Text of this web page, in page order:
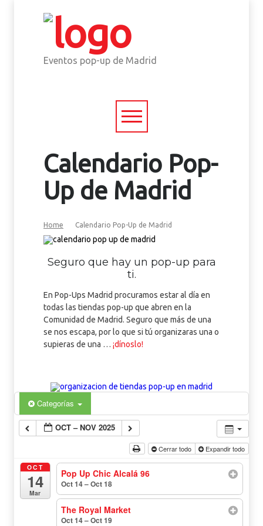
Eventos pop-up de Madrid
Calendario Pop-
Up de Madrid
Home Calendario Pop-Up de Madrid
Seguro que hay un pop-up para
ti.
En Pop-Ups Madrid procuramos estar al día en
todas las tiendas pop-up que abren en la
Comunidad de Madrid. Seguro que más de una
se nos escapa, por lo que si tú organizaras una o
supieras de una … ¡dínoslo!
Categorías
OCT – NOV 2025
Cerrar todo Expandir todo
OCT
14
Mar
Pop Up Chic Alcalá 96
Oct 14 – Oct 18
The Royal Market
Oct 14 – Oct 19